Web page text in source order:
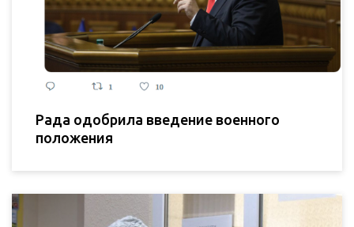
Рада одобрила введение военного
положения